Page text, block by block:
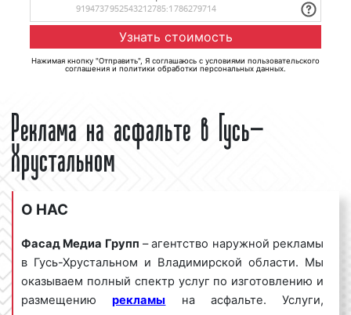
Нажимая кнопку "Отправить", Я соглашаюсь с условиями пользовательского
соглашения и политики обработки персональных данных
Реклама на асфальте в Гусь-
Хрустальном
О НАС
Фасад Медиа Групп – агентство наружной рекламы
в Гусь-Хрустальном и Владимирской области. Мы
оказываем полный спектр услуг по изготовлению и
размещениюрекламы на асфальте. Услуги,